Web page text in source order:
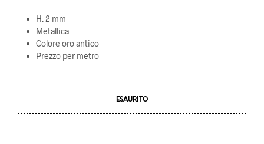
H. 2 mm
Metallica
Colore oro antico
Prezzo per metro
ESAURITO